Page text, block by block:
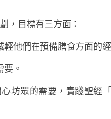
？作為好鄰舍的伙伴，鴨
，目標有三方面：
他們在預備膳食方面的經
。